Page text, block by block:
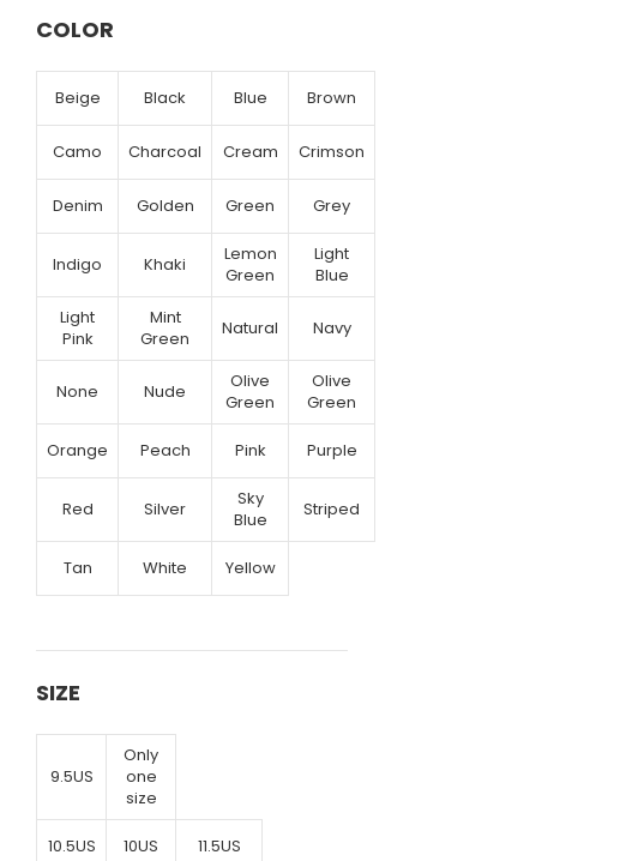
COLOR
Beige Black Blue Brown
Camo Charcoal Cream Crimson
Denim Golden Green Grey
Indigo Khaki
Lemon
Green
Light
Blue
Light
Pink
Mint
Green
Natural Navy
None Nude
Olive
Green
Olive
Green
Orange Peach Pink Purple
Red Silver
Sky
Blue
Striped
Tan White Yellow
SIZE
9.5US
Only
one
size
10.5US 10US 11.5US